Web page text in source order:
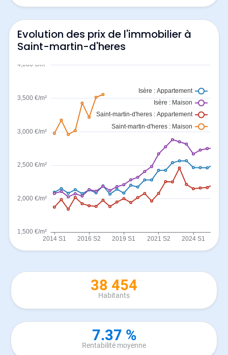
Evolution des prix de l'immobilier à
Saint-martin-d'heres
38 454
Habitants
7.37 %
Rentabilité moyenne